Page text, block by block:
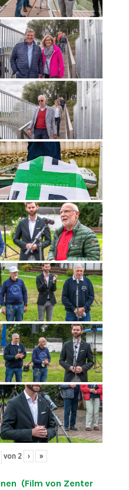
von 2 › »
(Film von Zenter